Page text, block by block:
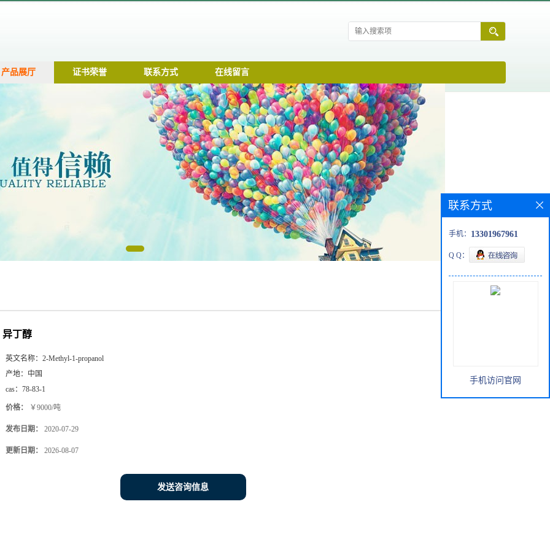
产品展厅 证书荣誉 联系方式 在线留言
异丁醇
英文名称： 2-Methyl-1-propanol
产地： 中国
cas： 78-83-1
价格： ￥9000/吨
发布日期： 2020-07-29
更新日期： 2026-08-07
发送咨询信息
联系方式
手机： 13301967961
Q Q：
手机访问官网